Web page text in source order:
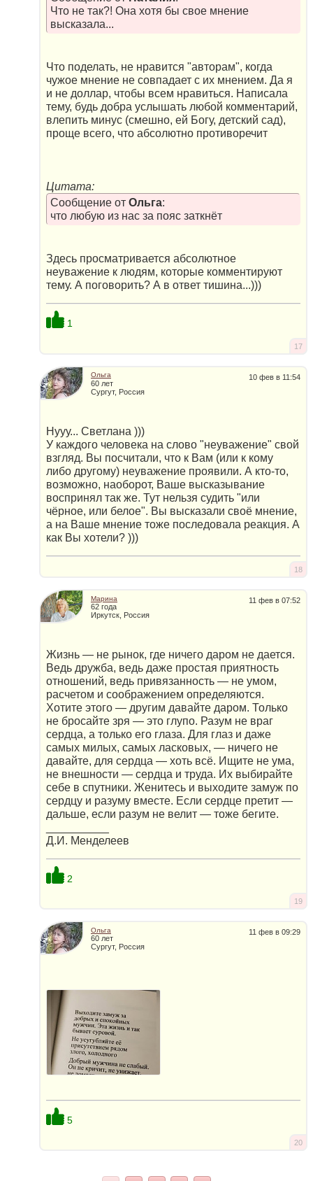
Что не так?! Она хотя бы свое мнение
высказала...
Что поделать, не нравится "авторам", когда
чужое мнение не совпадает с их мнением. Да я
и не доллар, чтобы всем нравиться. Написала
тему, будь добра услышать любой комментарий,
влепить минус (смешно, ей Богу, детский сад),
проще всего, что абсолютно противоречит
Цитата:
Сообщение от Ольга:
что любую из нас за пояс заткнёт
Здесь просматривается абсолютное
неуважение к людям, которые комментируют
тему. А поговорить? А в ответ тишина...)))
1
17
10 фев в 11:54
Ольга
60 лет
Сургут, Россия
Нууу... Светлана )))
У каждого человека на слово "неуважение" свой
взгляд. Вы посчитали, что к Вам (или к кому
либо другому) неуважение проявили. А кто-то,
возможно, наоборот, Ваше высказывание
воспринял так же. Тут нельзя судить "или
чёрное, или белое". Вы высказали своё мнение,
а на Ваше мнение тоже последовала реакция. А
как Вы хотели? )))
18
11 фев в 07:52
Марина
62 года
Иркутск, Россия
Жизнь — не рынок, где ничего даром не дается.
Ведь дружба, ведь даже простая приятность
отношений, ведь привязанность — не умом,
расчетом и соображением определяются.
Хотите этого — другим давайте даром. Только
не бросайте зря — это глупо. Разум не враг
сердца, а только его глаза. Для глаз и даже
самых милых, самых ласковых, — ничего не
давайте, для сердца — хоть всё. Ищите не ума,
не внешности — сердца и труда. Их выбирайте
себе в спутники. Женитесь и выходите замуж по
сердцу и разуму вместе. Если сердце претит —
дальше, если разум не велит — тоже бегите.
Д.И. Менделеев
2
19
11 фев в 09:29
Ольга
60 лет
Сургут, Россия
5
20